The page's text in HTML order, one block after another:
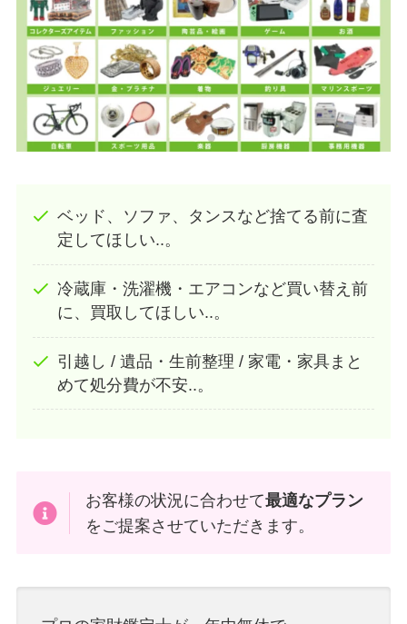
ベッド、ソファ、タンスなど捨てる前に査
定してほしい..。
冷蔵庫・洗濯機・エアコンなど買い替え前
に、買取してほしい..。
引越し / 遺品・生前整理 / 家電・家具まと
めて処分費が不安..。
お客様の状況に合わせて最適なプラン
をご提案させていただきます。